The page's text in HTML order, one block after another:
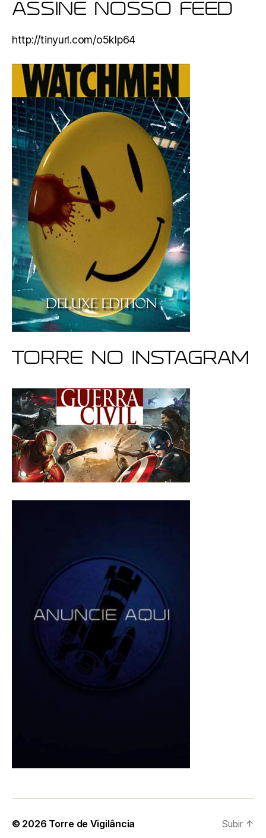
ASSINE NOSSO FEED
http://tinyurl.com/o5klp64
Torre no Instagram
© 2026 Torre de Vigilância Subir ↑